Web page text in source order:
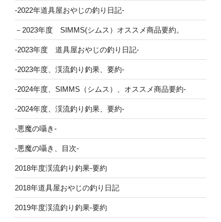
-2022年道具屋おやじの釣り日記-
－2023年度 SIMMS(シムス）オススメ商品要約。
-2023年度 道具屋おやじの釣り日記-
-2023年度、渓流釣り釣果、要約-
-2024年度、SIMMS（シムス）、オススメ商品要約-
-2024年度、渓流釣り釣果、要約-
-悪魔の囁き-
-悪魔の囁き、目次-
2018年度渓流釣り釣果-要約
2018年道具屋おやじの釣り日記
2019年度渓流釣り釣果-要約